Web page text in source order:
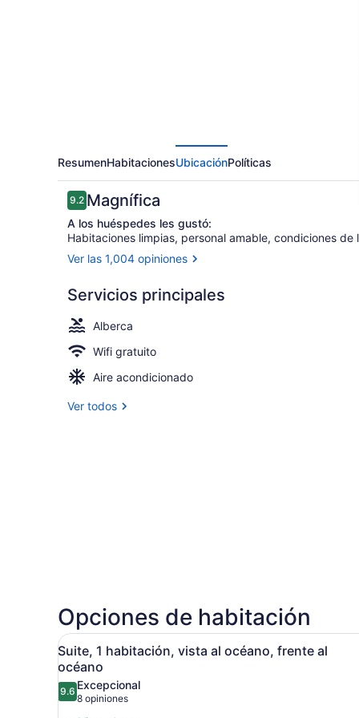
ResumenHabitacionesUbicaciónPolíticas
Opiniones
9.29.2 de 10,
Magnífica
A los huéspedes les gustó:
Habitaciones limpias, personal amable, condiciones de
Ver las 1,004 opiniones
Servicios principales
Alberca
Wifi gratuito
Aire acondicionado
Ver todos
Opciones de habitación
Abrir
todas
las
fotos
Habitación de hotel con
7
Suite, 1 habitación, vista al océano, frente al
océano
9.69.6 de 10
Excepcional
8 opiniones
(8